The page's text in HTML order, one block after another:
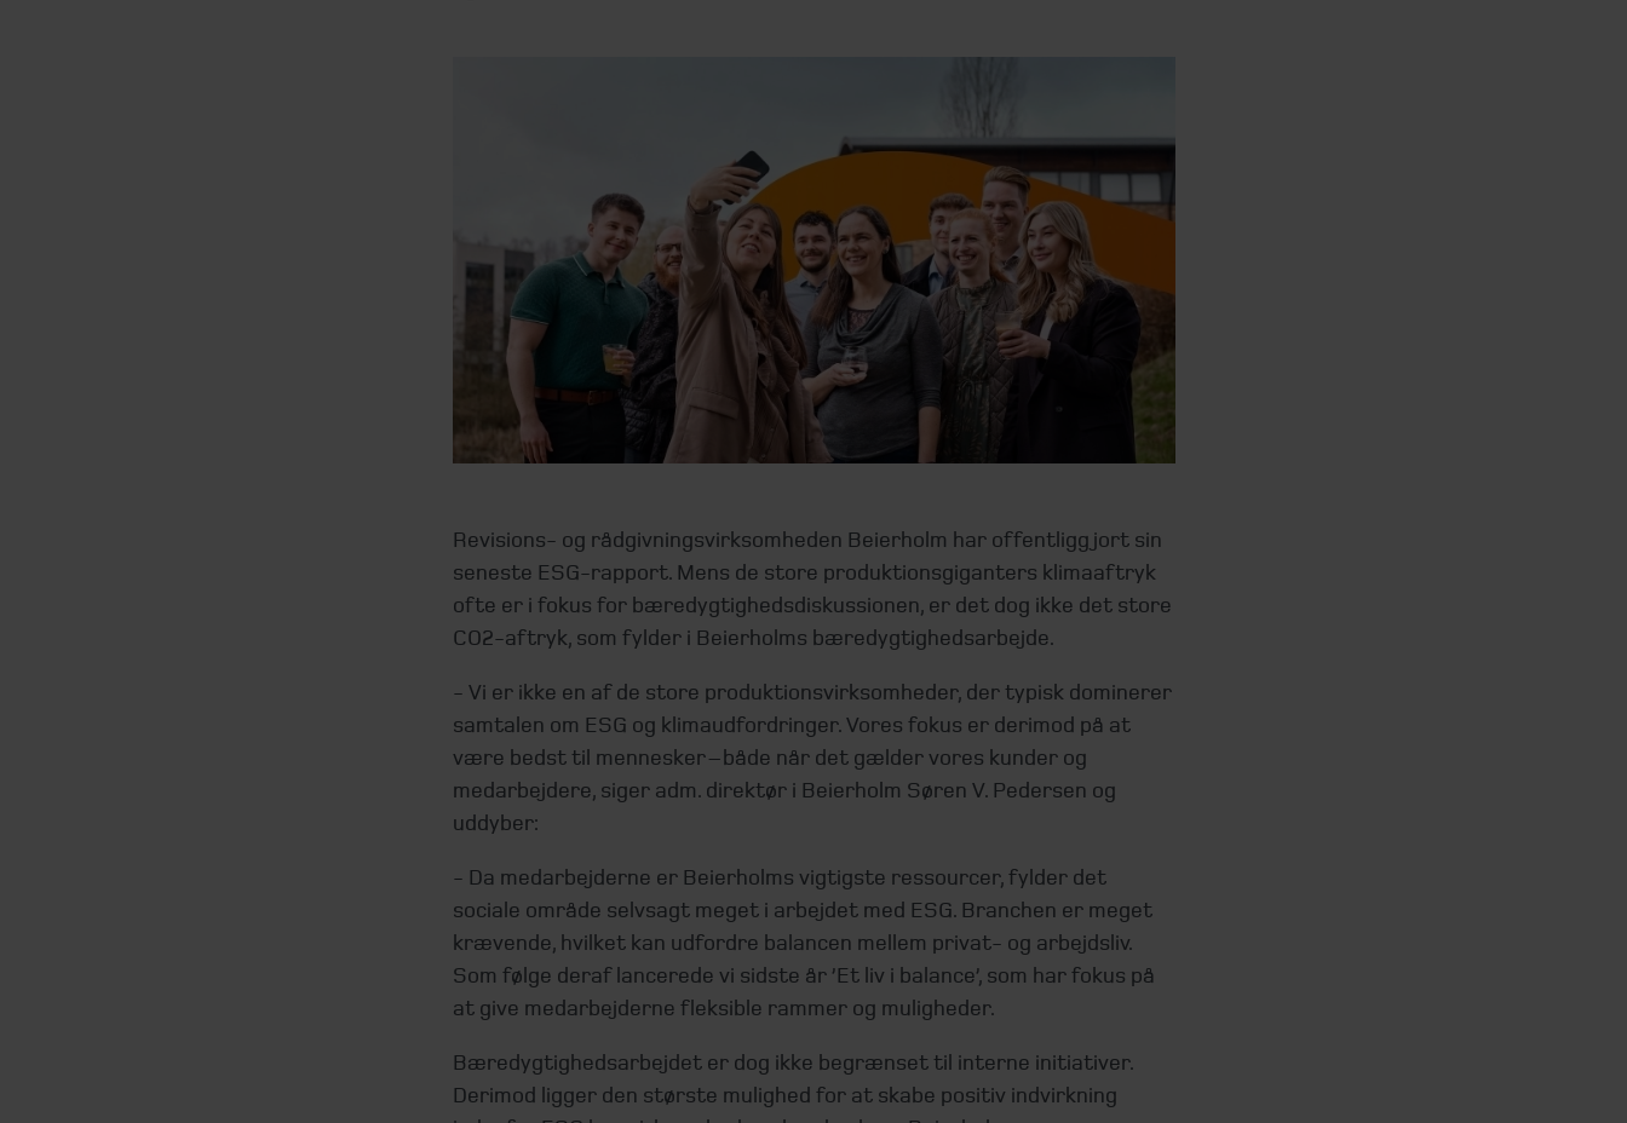
Revisions- og rådgivningsvirksomheden Beierholm har offentliggjort sin
seneste ESG-rapport. Mens de store produktionsgiganters klimaaftryk
ofte er i fokus for bæredygtighedsdiskussionen, er det dog ikke det store
CO2-aftryk, som fylder i Beierholms bæredygtighedsarbejde.
- Vi er ikke en af de store produktionsvirksomheder, der typisk dominerer
samtalen om ESG og klimaudfordringer. Vores fokus er derimod på at
være bedst til mennesker – både når det gælder vores kunder og
medarbejdere, siger adm. direktør i Beierholm Søren V. Pedersen og
uddyber:
- Da medarbejderne er Beierholms vigtigste ressourcer, fylder det
sociale område selvsagt meget i arbejdet med ESG. Branchen er meget
krævende, hvilket kan udfordre balancen mellem privat- og arbejdsliv.
Som følge deraf lancerede vi sidste år ’Et liv i balance’, som har fokus på
at give medarbejderne fleksible rammer og muligheder.
Bæredygtighedsarbejdet er dog ikke begrænset til interne initiativer.
Derimod ligger den største mulighed for at skabe positiv indvirkning